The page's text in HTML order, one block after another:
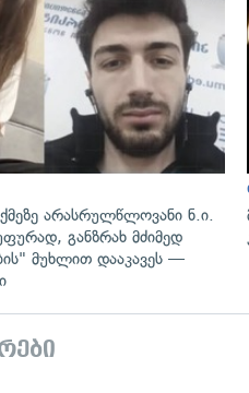
არასრულწლოვანი ნ.ი.
განზრახ მძიმედ
მუხლით დააკავეს —